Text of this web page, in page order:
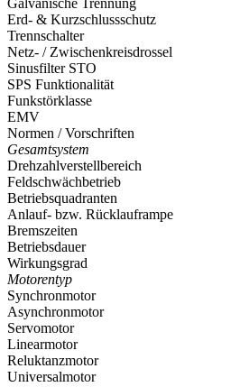
Galvanische Trennung
Erd- & Kurzschlussschutz
Trennschalter
Netz- / Zwischenkreisdrossel
Sinusfilter STO
SPS Funktionalität
Funkstörklasse
EMV
Normen / Vorschriften
Gesamtsystem
Drehzahlverstellbereich
Feldschwächbetrieb
Betriebsquadranten
Anlauf- bzw. Rücklauframpe
Bremszeiten
Betriebsdauer
Wirkungsgrad
Motorentyp
Synchronmotor
Asynchronmotor
Servomotor
Linearmotor
Reluktanzmotor
Universalmotor